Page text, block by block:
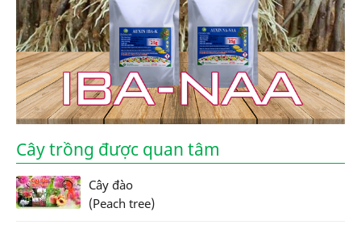
Cây trồng được quan tâm
Cây đào
(Peach tree)